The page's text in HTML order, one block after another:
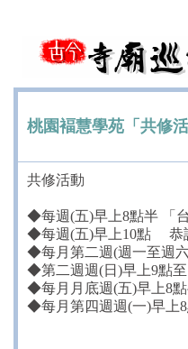
桃園褔慧學苑「共修活
共修活動
◆每週(五)早上8點半 「
◆每週(五)早上10點 恭
◆每月第二週(週一至週
◆第二週週(日)早上9點
◆每月月底週(五)早上8
◆每月第四週週(一)早上